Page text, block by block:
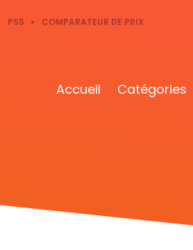
PS5 COMPARATEUR DE PRIX
Accueil Catégories